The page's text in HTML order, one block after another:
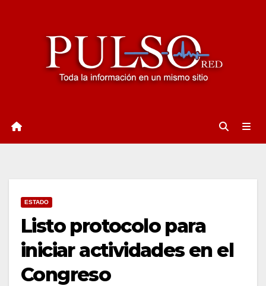
ESTADO
Listo protocolo para
iniciar actividades en el
Congreso